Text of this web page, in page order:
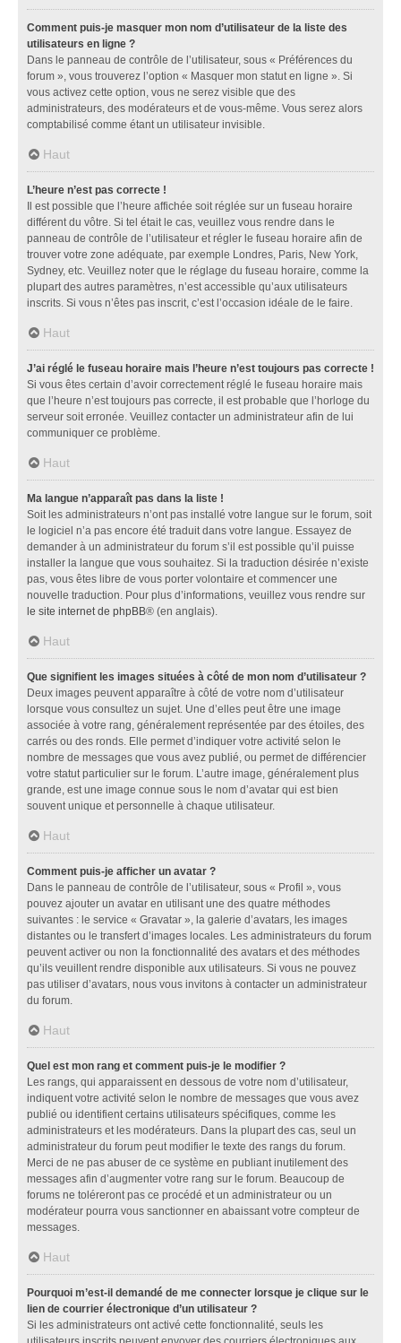
Comment puis-je masquer mon nom d’utilisateur de la liste des
utilisateurs en ligne ?
Dans le panneau de contrôle de l’utilisateur, sous « Préférences du
forum », vous trouverez l’option « Masquer mon statut en ligne ». Si
vous activez cette option, vous ne serez visible que des
administrateurs, des modérateurs et de vous-même. Vous serez alors
comptabilisé comme étant un utilisateur invisible.
Haut
L’heure n’est pas correcte !
Il est possible que l’heure affichée soit réglée sur un fuseau horaire
différent du vôtre. Si tel était le cas, veuillez vous rendre dans le
panneau de contrôle de l’utilisateur et régler le fuseau horaire afin de
trouver votre zone adéquate, par exemple Londres, Paris, New York,
Sydney, etc. Veuillez noter que le réglage du fuseau horaire, comme la
plupart des autres paramètres, n’est accessible qu’aux utilisateurs
inscrits. Si vous n’êtes pas inscrit, c’est l’occasion idéale de le faire.
Haut
J’ai réglé le fuseau horaire mais l’heure n’est toujours pas correcte !
Si vous êtes certain d’avoir correctement réglé le fuseau horaire mais
que l’heure n’est toujours pas correcte, il est probable que l’horloge du
serveur soit erronée. Veuillez contacter un administrateur afin de lui
communiquer ce problème.
Haut
Ma langue n’apparaît pas dans la liste !
Soit les administrateurs n’ont pas installé votre langue sur le forum, soit
le logiciel n’a pas encore été traduit dans votre langue. Essayez de
demander à un administrateur du forum s’il est possible qu’il puisse
installer la langue que vous souhaitez. Si la traduction désirée n’existe
pas, vous êtes libre de vous porter volontaire et commencer une
nouvelle traduction. Pour plus d’informations, veuillez vous rendre sur
le site internet de phpBB® (en anglais).
Haut
Que signifient les images situées à côté de mon nom d’utilisateur ?
Deux images peuvent apparaître à côté de votre nom d’utilisateur
lorsque vous consultez un sujet. Une d’elles peut être une image
associée à votre rang, généralement représentée par des étoiles, des
carrés ou des ronds. Elle permet d’indiquer votre activité selon le
nombre de messages que vous avez publié, ou permet de différencier
votre statut particulier sur le forum. L’autre image, généralement plus
grande, est une image connue sous le nom d’avatar qui est bien
souvent unique et personnelle à chaque utilisateur.
Haut
Comment puis-je afficher un avatar ?
Dans le panneau de contrôle de l’utilisateur, sous « Profil », vous
pouvez ajouter un avatar en utilisant une des quatre méthodes
suivantes : le service « Gravatar », la galerie d’avatars, les images
distantes ou le transfert d’images locales. Les administrateurs du forum
peuvent activer ou non la fonctionnalité des avatars et des méthodes
qu’ils veuillent rendre disponible aux utilisateurs. Si vous ne pouvez
pas utiliser d’avatars, nous vous invitons à contacter un administrateur
du forum.
Haut
Quel est mon rang et comment puis-je le modifier ?
Les rangs, qui apparaissent en dessous de votre nom d’utilisateur,
indiquent votre activité selon le nombre de messages que vous avez
publié ou identifient certains utilisateurs spécifiques, comme les
administrateurs et les modérateurs. Dans la plupart des cas, seul un
administrateur du forum peut modifier le texte des rangs du forum.
Merci de ne pas abuser de ce système en publiant inutilement des
messages afin d’augmenter votre rang sur le forum. Beaucoup de
forums ne toléreront pas ce procédé et un administrateur ou un
modérateur pourra vous sanctionner en abaissant votre compteur de
messages.
Haut
Pourquoi m’est-il demandé de me connecter lorsque je clique sur le
lien de courrier électronique d’un utilisateur ?
Si les administrateurs ont activé cette fonctionnalité, seuls les